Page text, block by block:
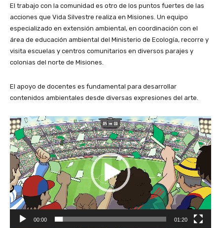
El trabajo con la comunidad es otro de los puntos fuertes de las
acciones que Vida Silvestre realiza en Misiones. Un equipo
especializado en extensión ambiental, en coordinación con el
área de educación ambiental del Ministerio de Ecología, recorre y
visita escuelas y centros comunitarios en diversos parajes y
colonias del norte de Misiones.
El apoyo de docentes es fundamental para desarrollar
contenidos ambientales desde diversas expresiones del arte.
R
e
p
r
o
d
u
c
t
00:00 01:20